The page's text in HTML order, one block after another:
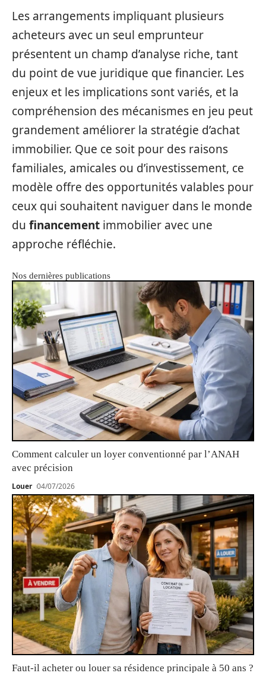
Les arrangements impliquant plusieurs
acheteurs avec un seul emprunteur
présentent un champ d’analyse riche, tant
du point de vue juridique que financier. Les
enjeux et les implications sont variés, et la
compréhension des mécanismes en jeu peut
grandement améliorer la stratégie d’achat
immobilier. Que ce soit pour des raisons
familiales, amicales ou d’investissement, ce
modèle offre des opportunités valables pour
ceux qui souhaitent naviguer dans le monde
du financement immobilier avec une
approche réfléchie.
Nos dernières publications
Comment calculer un loyer conventionné par l’ANAH
avec précision
Louer 04/07/2026
Faut-il acheter ou louer sa résidence principale à 50 ans ?